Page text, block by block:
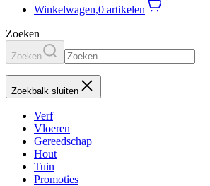
Winkelwagen,0 artikelen
Zoeken
Zoeken
Zoekbalk sluiten
Verf
Vloeren
Gereedschap
Hout
Tuin
Promoties